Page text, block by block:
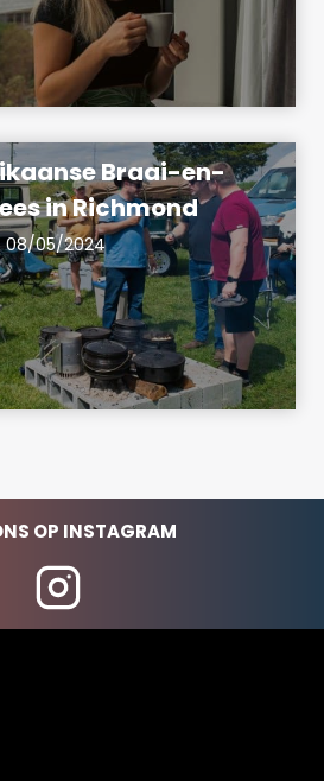
Braai-en-
in Richmond
08/05/2024
OP INSTAGRAM